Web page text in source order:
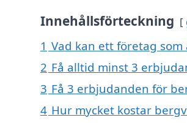
Innehållsförteckning
1 Vad kan ett företag
2 Få alltid minst 3
3 Få 3 erbjudanden för
4 Hur mycket kostar